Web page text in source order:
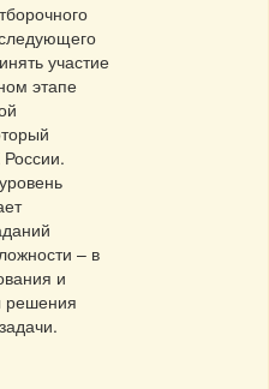
участие
этапе
– в
и
решения